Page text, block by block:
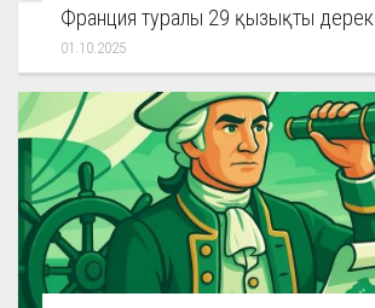
Франция туралы 29 қызықты дерек
01.10.2025